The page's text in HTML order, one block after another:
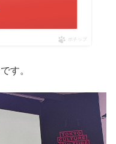
ポチップ
す。